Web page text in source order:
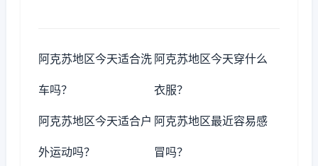
阿克苏地区今天适合洗
车吗？
阿克苏地区今天穿什么
衣服？
阿克苏地区今天适合户
外运动吗？
阿克苏地区最近容易感
冒吗？